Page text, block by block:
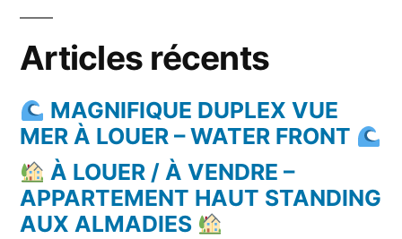
Articles récents
MAGNIFIQUE DUPLEX VUE
MER À LOUER – WATER FRONT
À LOUER / À VENDRE –
APPARTEMENT HAUT STANDING
AUX ALMADIES